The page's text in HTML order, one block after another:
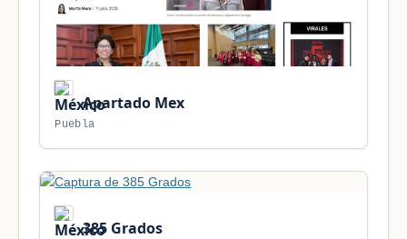
Apartado Mex
Puebla
385 Grados